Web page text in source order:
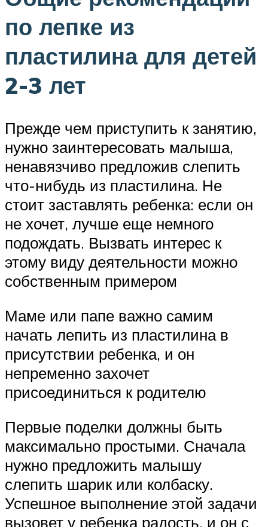
по лепке из
пластилина для детей
2-3 лет
Прежде чем приступить к занятию,
нужно заинтересовать малыша,
ненавязчиво предложив слепить
что-нибудь из пластилина. Не
стоит заставлять ребенка: если он
не хочет, лучше еще немного
подождать. Вызвать интерес к
этому виду деятельности можно
собственным примером
Маме или папе важно самим
начать лепить из пластилина в
присутствии ребенка, и он
непременно захочет
присоединиться к родителю
Первые поделки должны быть
максимально простыми. Сначала
нужно предложить малышу
слепить шарик или колбаску.
Успешное выполнение этой задачи
вызовет у ребенка радость, и он с